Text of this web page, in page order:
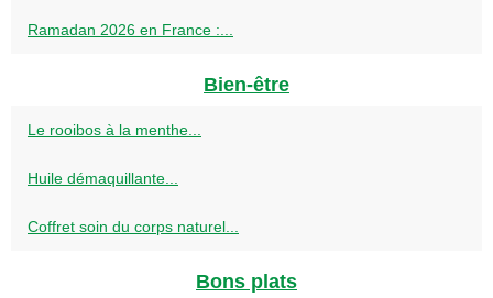
Ramadan 2026 en France :...
Bien-être
Le rooibos à la menthe...
Huile démaquillante...
Coffret soin du corps naturel...
Bons plats